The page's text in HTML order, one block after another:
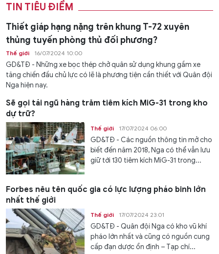
TIN TIÊU ĐIỂM
Thiết giáp hạng nặng trên khung T-72 xuyên
thủng tuyến phòng thủ đối phương?
Thế giới 16/07/2024 10:00
GD&TĐ - Những xe bọc thép chở quân sử dụng khung gầm xe
tăng chiến đấu chủ lực có lẽ là phương tiện cần thiết với Quân đội
Nga hiện nay.
Sẽ gọi tái ngũ hàng trăm tiêm kích MiG-31 trong kho
dự trữ?
Thế giới 17/07/2024 06:00
GD&TĐ - Các nguồn thông tin mở cho
biết đến năm 2018, Nga có thể vẫn lưu
giữ tới 130 tiêm kích MiG-31 trong...
Forbes nêu tên quốc gia có lực lượng pháo binh lớn
nhất thế giới
Thế giới 17/07/2024 23:01
GD&TĐ - Quân đội Nga có kho vũ khí
pháo lớn nhất và cũng có nguồn cung
cấp đạn dược ổn định – Tạp chí...